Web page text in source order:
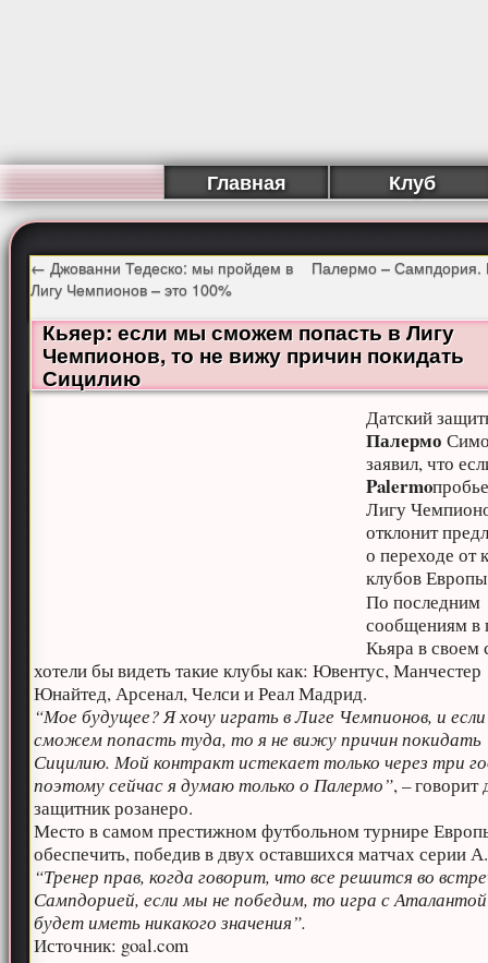
Главная Клуб
← Джованни Тедеско: мы пройдем в
Лигу Чемпионов – это 100%
Палермо –
Кьяер: если мы сможем попасть в Лигу
Чемпионов, то не вижу причин покидать
Сицилию
Датский
Палермо
заявил, что
Palermo
Лигу
отклонит
о переходе от
клубов
По последним
сообщениям в
Кьяра в своем
хотели бы видеть такие клубы как: Ювентус, Манчестер
Юнайтед, Арсенал, Челси и Реал Мадрид.
“Мое будущее? Я хочу играть в Лиге Чемпионов, и
сможем попасть туда, то я не вижу причин покидать
Сицилию. Мой контракт истекает только через три
поэтому сейчас я думаю только о Палермо”, – говорит
защитник розанеро.
Место в самом престижном футбольном турнире
обеспечить, победив в двух оставшихся матчах серии А.
“Тренер прав, когда говорит, что все решится во
Сампдорией, если мы не победим, то игра с
будет иметь никакого значения”.
Источник: goal.com